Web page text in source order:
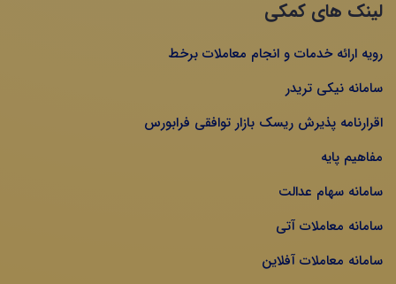
لینک های کمکی
رویه ارائه خدمات و انجام معاملات برخط
سامانه نیکی تریدر
اقرارنامه پذیرش ریسک بازار توافقی فرابورس
مفاهیم پایه
سامانه سهام عدالت
سامانه معاملات آتی
سامانه معاملات آفلاین